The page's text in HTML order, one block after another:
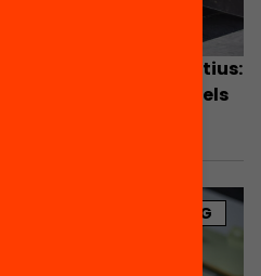
de mediadors educatius:
a l’aprenentatge dels
BLOG